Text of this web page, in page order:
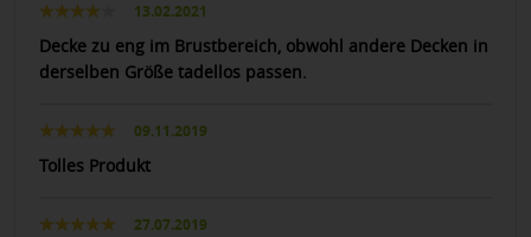
13.02.2021
Decke zu eng im Brustbereich, obwohl andere Decken in
derselben Größe tadellos passen.
09.11.2019
Tolles Produkt
27.07.2019